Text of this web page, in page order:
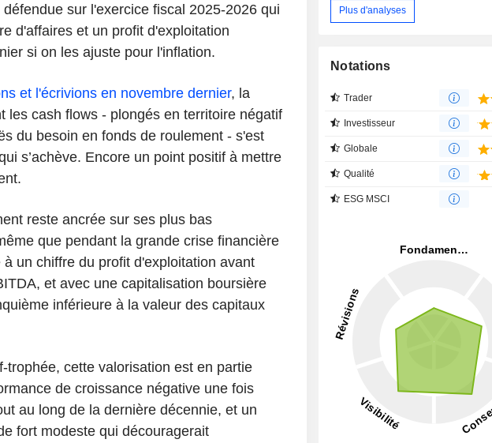
sur l'exercice fiscal 2025-2026 qui
d'affaires et un profit d'exploitation
si on les ajuste pour l'inflation.
et l'écrivions en novembre dernier, la
les cash flows - plongés en territoire négatif
du besoin en fonds de roulement - s'est
s’achève. Encore un point positif à mettre
reste ancrée sur ses plus bas
que pendant la grande crise financière
un chiffre du profit d'exploitation avant
et avec une capitalisation boursière
inférieure à la valeur des capitaux
trophée, cette valorisation est en partie
de croissance négative une fois
au long de la dernière décennie, et un
fort modeste qui découragerait
Plus d'analyses
Notations
Trader
Investisseur
Globale
Qualité
ESG MSCI